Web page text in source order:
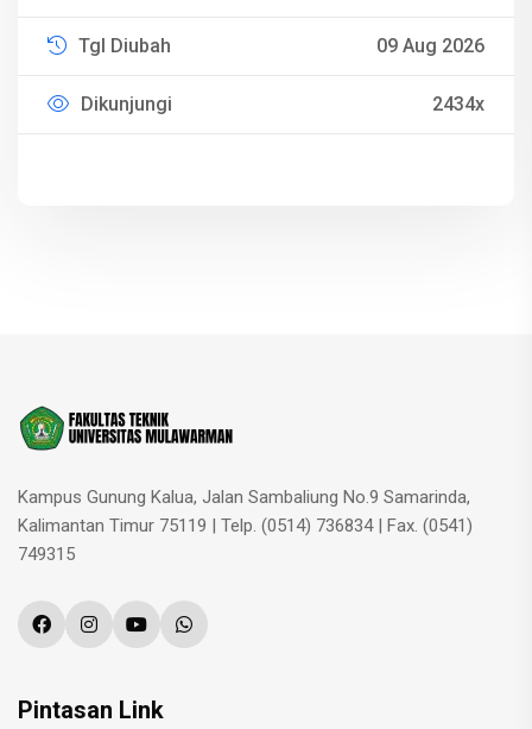
Tgl Diubah 09 Aug 2026
Dikunjungi 2434x
Kampus Gunung Kalua, Jalan Sambaliung No.9 Samarinda,
Kalimantan Timur 75119 | Telp. (0514) 736834 | Fax. (0541)
749315
Pintasan Link